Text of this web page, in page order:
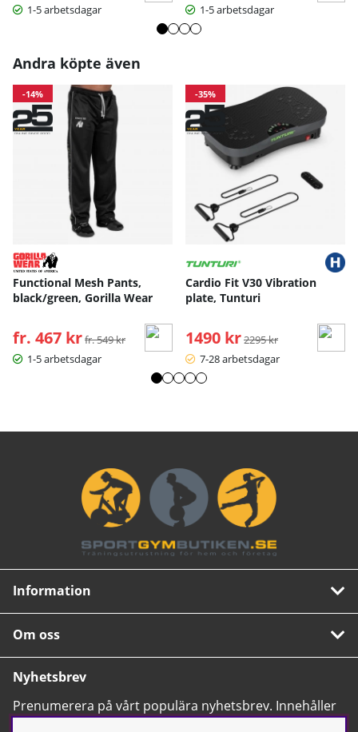
1-5 arbetsdagar
1-5 arbetsdagar
Andra köpte även
-14%
Functional Mesh Pants,
black/green, Gorilla Wear
fr. 467 kr Ordinarie pris:
fr. 549 kr
1-5 arbetsdagar
-35%
Cardio Fit V30 Vibration
plate, Tunturi
1490 kr Ordinarie pris:
2295 kr
7-28 arbetsdagar
Information
Om oss
Nyhetsbrev
Prenumerera på vårt populära nyhetsbrev. Innehåller
tips, nyheter och våra allra bästa erbjudanden.